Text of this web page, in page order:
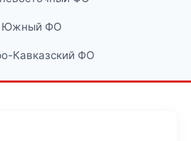
Южный ФО
Кавказский ФО